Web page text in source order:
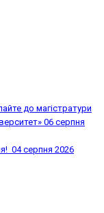
до магістратури
06 серпня
04 серпня 2026